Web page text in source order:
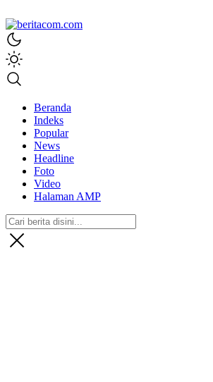
beritacom.com
bestnews
Beranda
Indeks
Popular
News
Headline
Foto
Video
Halaman AMP